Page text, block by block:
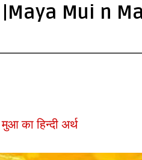
|Maya Mui n
का हिन्दी अर्थ